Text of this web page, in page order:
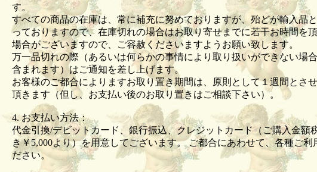
す。
すべての商品の在庫は、常に補充に努めておりますが、殆どが輸入品
っておりますので、在庫切れの場合はお取り寄せまでに若干お時間を
場合がございますので、ご容赦くださいますようお願い致します。
万一品切れの際（あるいは何らかの事情により取り扱いができない場
含まれます）はご通知を差し上げます。
お客様のご都合によりますお取り置き期間は、原則として１週間とさ
頂きます（但し、お支払い後のお取り置きはご相談下さい）。
4. お支払い方法：
代金引換/デビットカード、銀行振込、クレジットカード（ご購入金額
き￥5,000より）を用意してございます。 ご都合にあわせて、各種ご利
ださい。